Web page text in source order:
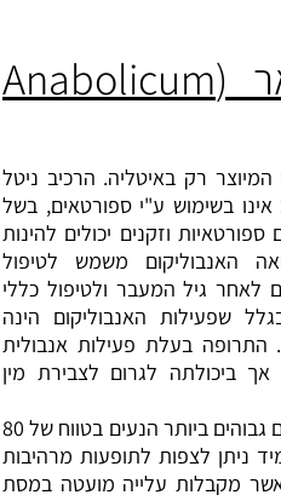
(
Anabolicum
המיוצר רק באיטליה. הרכיב ניטל
בשימוש ע"י ספורטאים, בשל
וזקנים יכולים להינות
האנבוליקום משמש לטיפול
לאחר גיל המעבר ולטיפול כללי
שפעילות האנבוליקום הינה
התרופה בעלת פעילות אנבולית
ביכולתה לגרום לצבירת מין
מינון: גברים זקוקים לרוב למינונים גבוהים ביותר הנעים בטווח של 80
תמיד ניתן לצפות לתופעות מרהיבות
מקבלות עלייה מועטה במסת